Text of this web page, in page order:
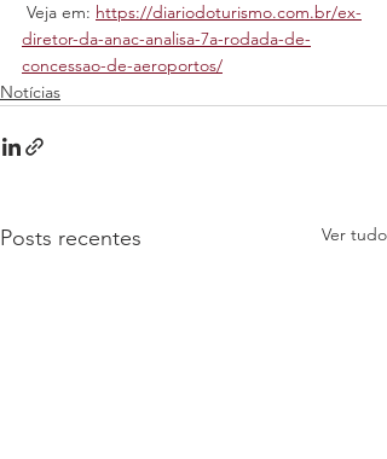
Veja em: https://diariodoturismo.com.br/ex-
diretor-da-anac-analisa-7a-rodada-de-
concessao-de-aeroportos/
Notícias
Posts recentes Ver tudo